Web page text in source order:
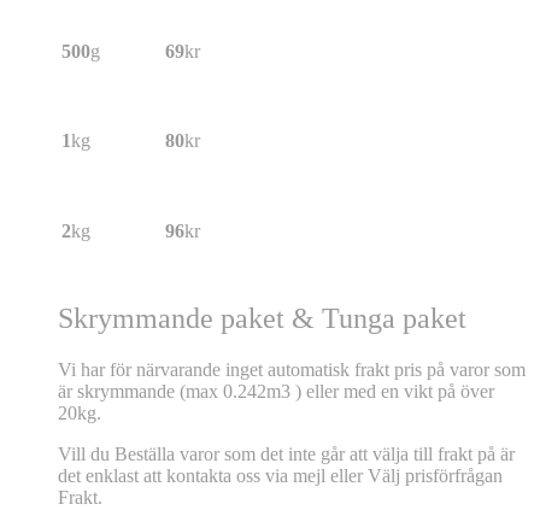
500g 69kr
1kg 80kr
2kg 96kr
Skrymmande paket & Tunga paket
Vi har för närvarande inget automatisk frakt pris på varor som
är skrymmande (max 0.242m3 ) eller med en vikt på över
20kg.
Vill du Beställa varor som det inte går att välja till frakt på är
det enklast att kontakta oss via mejl eller Välj prisförfrågan
Frakt.